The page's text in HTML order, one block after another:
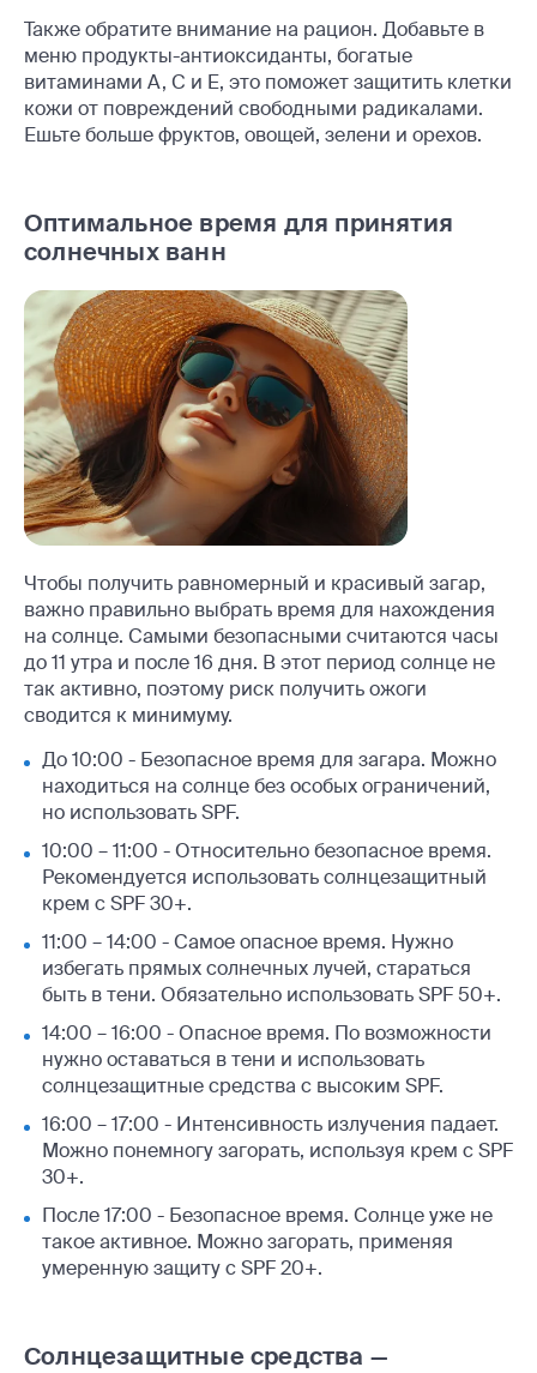
Также обратите внимание на рацион. Добавьте в
меню продукты-антиоксиданты, богатые
витаминами A, C и E, это поможет защитить клетки
кожи от повреждений свободными радикалами.
Ешьте больше фруктов, овощей, зелени и орехов.
Оптимальное время для принятия
солнечных ванн
Чтобы получить равномерный и красивый загар,
важно правильно выбрать время для нахождения
на солнце. Самыми безопасными считаются часы
до 11 утра и после 16 дня. В этот период солнце не
так активно, поэтому риск получить ожоги
сводится к минимуму.
До 10:00 - Безопасное время для загара. Можно
находиться на солнце без особых ограничений,
но использовать SPF.
10:00 – 11:00 - Относительно безопасное время.
Рекомендуется использовать солнцезащитный
крем с SPF 30+.
11:00 – 14:00 - Самое опасное время. Нужно
избегать прямых солнечных лучей, стараться
быть в тени. Обязательно использовать SPF 50+.
14:00 – 16:00 - Опасное время. По возможности
нужно оставаться в тени и использовать
солнцезащитные средства с высоким SPF.
16:00 – 17:00 - Интенсивность излучения падает.
Можно понемногу загорать, используя крем с SPF
30+.
После 17:00 - Безопасное время. Солнце уже не
такое активное. Можно загорать, применяя
умеренную защиту с SPF 20+.
Солнцезащитные средства —